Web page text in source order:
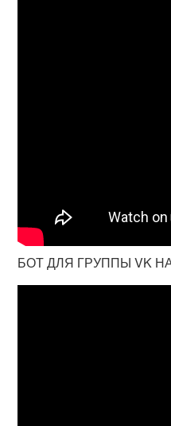
БОТ ДЛЯ ГРУППЫ VK